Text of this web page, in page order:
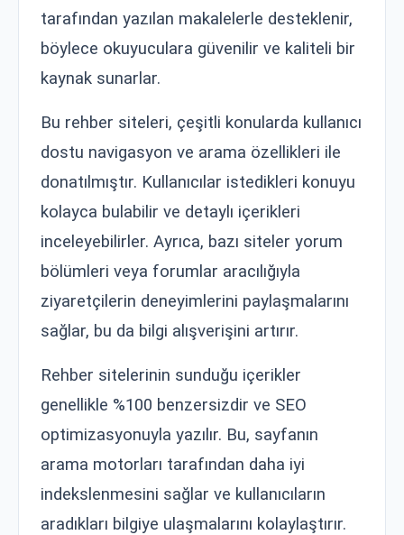
tarafından yazılan makalelerle desteklenir,
böylece okuyuculara güvenilir ve kaliteli bir
kaynak sunarlar.
Bu rehber siteleri, çeşitli konularda kullanıcı
dostu navigasyon ve arama özellikleri ile
donatılmıştır. Kullanıcılar istedikleri konuyu
kolayca bulabilir ve detaylı içerikleri
inceleyebilirler. Ayrıca, bazı siteler yorum
bölümleri veya forumlar aracılığıyla
ziyaretçilerin deneyimlerini paylaşmalarını
sağlar, bu da bilgi alışverişini artırır.
Rehber sitelerinin sunduğu içerikler
genellikle %100 benzersizdir ve SEO
optimizasyonuyla yazılır. Bu, sayfanın
arama motorları tarafından daha iyi
indekslenmesini sağlar ve kullanıcıların
aradıkları bilgiye ulaşmalarını kolaylaştırır.